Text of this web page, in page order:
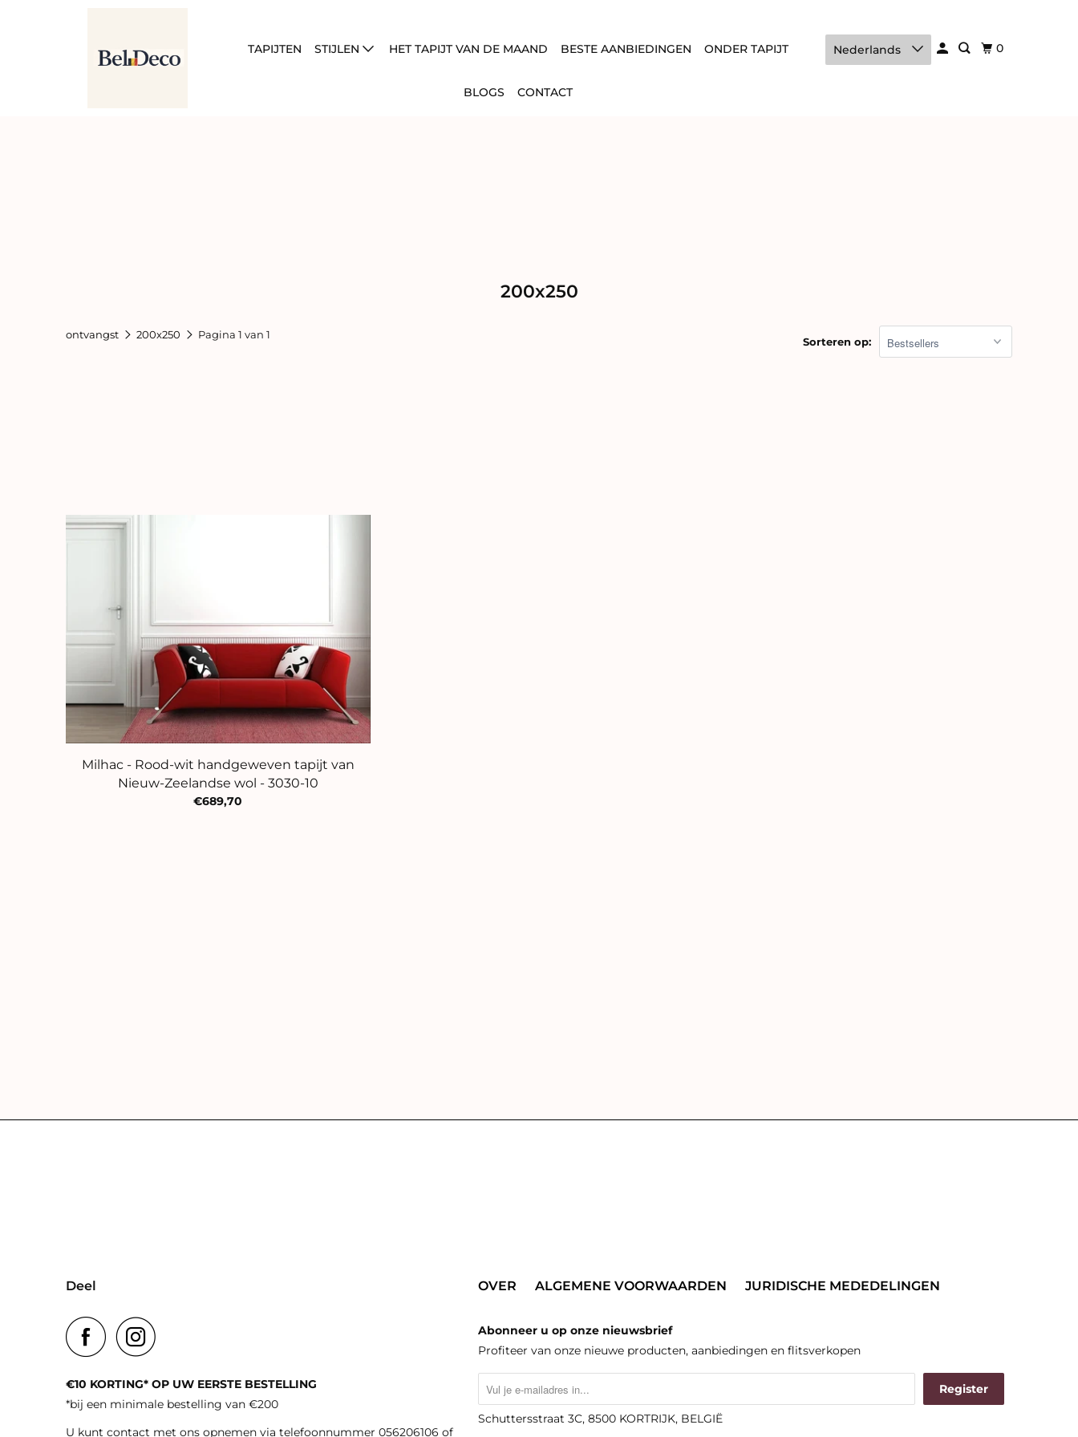
TAPIJTEN STIJLEN HET TAPIJT VAN DE MAAND BESTE AANBIEDINGEN ONDER TAPIJT
BLOGS CONTACT
Nederlands 0
200x250
ontvangst 200x250 Pagina 1 van 1
Sorteren op:
Milhac - Rood-wit handgeweven tapijt van
Nieuw-Zeelandse wol - 3030-10
€689,70
Deel
€10 KORTING* OP UW EERSTE BESTELLING
*bij een minimale bestelling van €200
U kunt contact met ons opnemen via telefoonnummer 056206106 of
OVER ALGEMENE VOORWAARDEN JURIDISCHE MEDEDELINGEN
Abonneer u op onze nieuwsbrief
Profiteer van onze nieuwe producten, aanbiedingen en flitsverkopen
Schuttersstraat 3C, 8500 KORTRIJK, BELGIË